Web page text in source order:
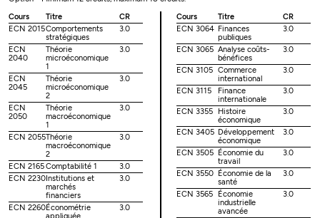
Cours
Titre
CR
ECN 2015Comportements
stratégiques
3.0
ECN
2040
Théorie
microéconomique
1
3.0
ECN
2045
Théorie
microéconomique
2
3.0
ECN
2050
Théorie
macroéconomique
1
3.0
ECN 2055Théorie
macroéconomique
2
3.0
ECN 2165Comptabilité 1
3.0
ECN 2230 Institutions et
marchés
financiers
3.0
ECN 2260Économétrie
3.0
Cours Titre
CR
ECN 3064 Finances
publiques
3.0
ECN 3065 Analyse coûts-
bénéfices
3.0
ECN 3105 Commerce
international
3.0
ECN 3115
Finance
internationale
3.0
ECN 3355
Histoire
économique
3.0
ECN 3405 Développement
économique
3.0
ECN 3505
Économie du
travail
3.0
ECN 3550
Économie de la
santé
3.0
ECN 3565
Économie
industrielle
avancée
3.0